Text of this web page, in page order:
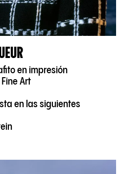
en impresión
Art
en las siguientes